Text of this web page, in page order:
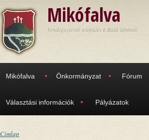
Mikófalva
Vendégszerető település a Bükk lábánál
Mikófalva Önkormányzat Fórum
Választási információk Pályázatok
Címlap